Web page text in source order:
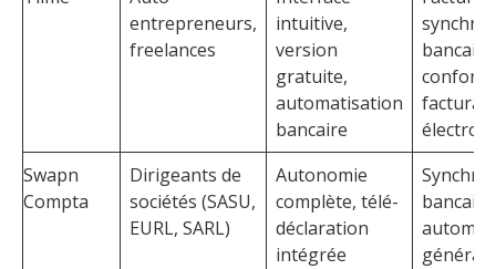
entrepreneurs,
freelances
intuitive,
version
gratuite,
automatisation
bancaire
Swapn
Compta
Dirigeants de
sociétés (SASU,
EURL, SARL)
Autonomie
complète, télé-
déclaration
intégrée